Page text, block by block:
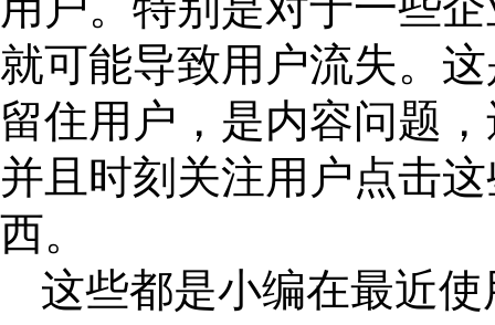
就可能导致用户流失。
留住用户，是内容问题
并且时刻关注用户点击
西。
这些都是小编在最近